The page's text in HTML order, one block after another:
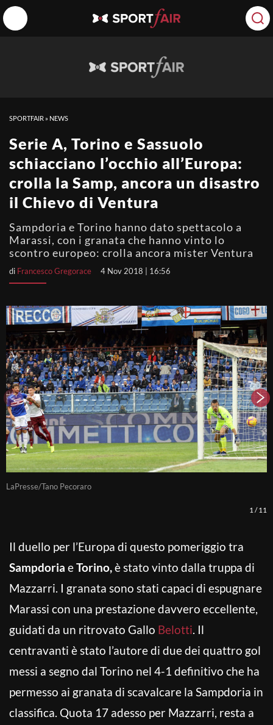
SPORTFAIR » NEWS
Serie A, Torino e Sassuolo
schiacciano l’occhio all’Europa:
crolla la Samp, ancora un disastro
il Chievo di Ventura
Sampdoria e Torino hanno dato spettacolo a
Marassi, con i granata che hanno vinto lo
scontro europeo: crolla ancora mister Ventura
di Francesco Gregorace 4 Nov 2018 | 16:56
LaPresse/Tano Pecoraro
1 /11
Il duello per l’Europa di questo pomeriggio tra
Sampdoria eTorino,è stato vinto dalla truppa di
Mazzarri. I granata sono stati capaci di espugnare
Marassi con una prestazione davvero eccellente,
guidati da un ritrovato Gallo Belotti. Il
centravanti è stato l’autore di due dei quattro gol
messi a segno dal Torino nel 4-1 definitivo che ha
permesso ai granata di scavalcare la Sampdoria in
classifica. Quota 17 adesso per Mazzarri, resta a